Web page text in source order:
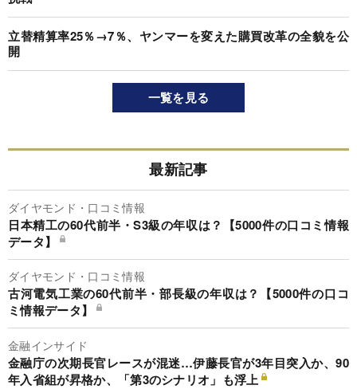
立替精算率25％→7％、ヤンマーを変えた購買改革の全貌を公
開
一覧を見る
最新記事
ダイヤモンド・口コミ情報
日本精工の60代前半・S3級の年収は？【5000件の口コミ情報
データ】
ダイヤモンド・口コミ情報
古河電気工業の60代前半・部長級の年収は？【5000件の口コ
ミ情報データ】
金融インサイド
金融庁の次期長官レースが混迷…伊藤長官が3年目突入か、90
年入省組が昇格か、「第3のシナリオ」も浮上